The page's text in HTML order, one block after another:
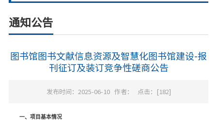
通知公告
图书馆图书文献信息资源及智慧化图书馆建设-报
刊征订及装订竞争性磋商公告
发布时间：2025-06-10 作者： 点击：[182]
一、项目基本情况